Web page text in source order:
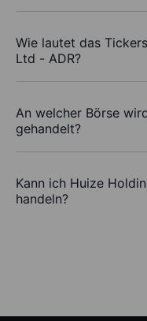
Wie lautet das
Ltd - ADR?
An welcher Börse
gehandelt?
Kann ich Huize
handeln?